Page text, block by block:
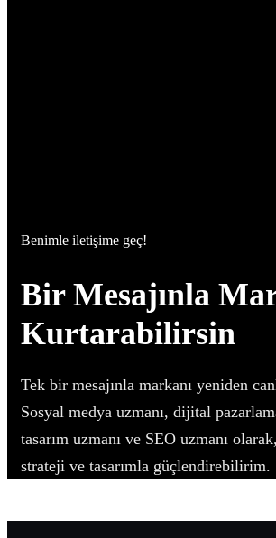
Benimle iletişime geç!
Bir Mesajınla
Kurtarabilirsin
Tek bir mesajınla markanı yeniden
Sosyal medya uzmanı, dijital
tasarım uzmanı ve SEO uzmanı
strateji ve tasarımla güçlendirebilirim.